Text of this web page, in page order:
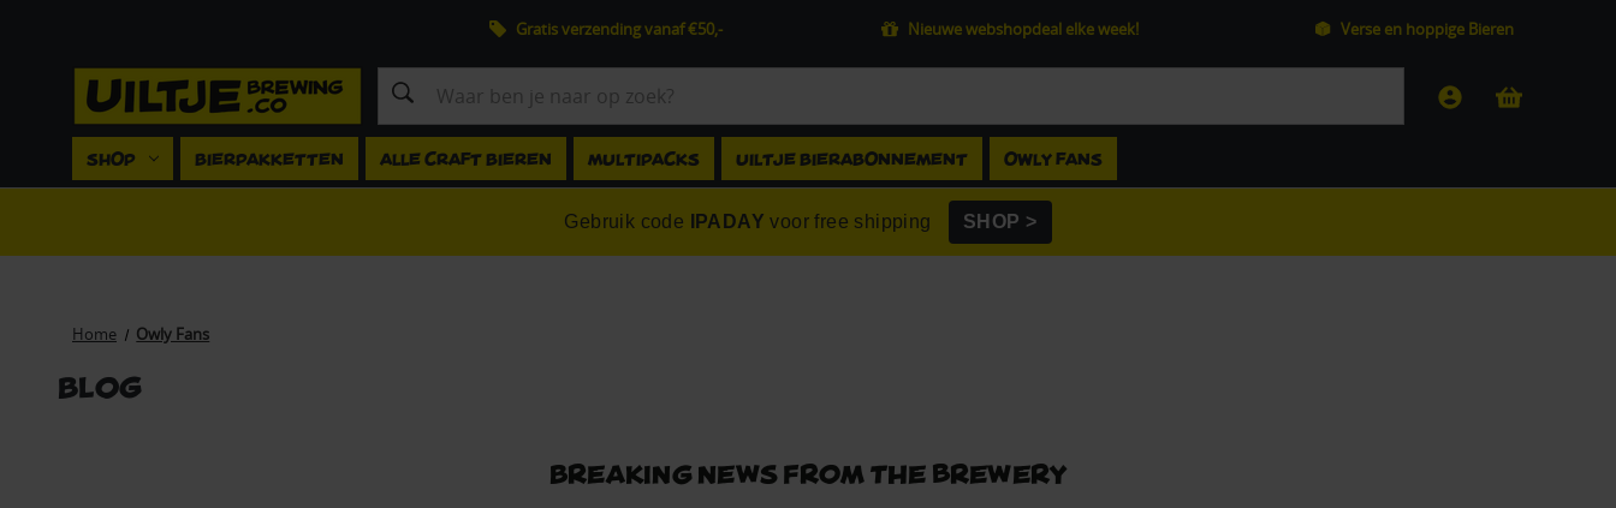
Gratis verzending vanaf €50,- Nieuwe webshopdeal elke week! Verse en hoppige Bieren
Zoeken
SHOP BIERPAKKETTEN ALLE CRAFT BIEREN MULTIPACKS UILTJE BIERABONNEMENT OWLY FANS
Gebruik code IPADAY voor free shipping SHOP >
Home Owly Fans
Blog
Breaking news from the brewery